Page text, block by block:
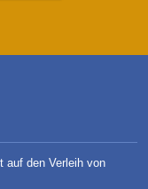
auf den Verleih von